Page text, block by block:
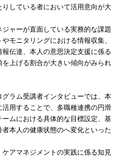
している者において活用意向が大
ャーが直面している実務的な課題
モニタリングにおける情報収集、
伝達、本人の意思決定支援に係る
上げる割合が大きい傾向がみられ
ラム受講者インタビューでは、本
用することで、多職種連携の円滑
ムにおける具体的な目標設定、基
本人の健康状態のへ変化といった
アマネジメントの実践に係る知見